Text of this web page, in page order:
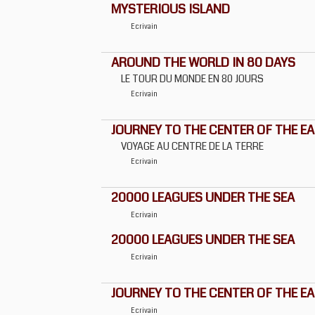
MYSTERIOUS ISLAND
Ecrivain
AROUND THE WORLD IN 80 DAYS
LE TOUR DU MONDE EN 80 JOURS
Ecrivain
JOURNEY TO THE CENTER OF THE
VOYAGE AU CENTRE DE LA TERRE
Ecrivain
20000 LEAGUES UNDER THE SEA
Ecrivain
20000 LEAGUES UNDER THE SEA
Ecrivain
JOURNEY TO THE CENTER OF THE
Ecrivain